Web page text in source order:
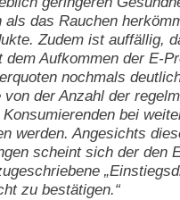
als das Rauchen
Zudem ist auffällig,
dem Aufkommen der E-
nochmals
von der Anzahl der
bei
werden. Angesichts
scheint sich der den
zu bestätigen.“